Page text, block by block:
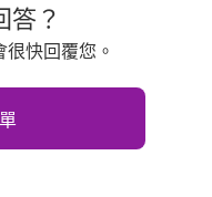
答？
快回覆您。